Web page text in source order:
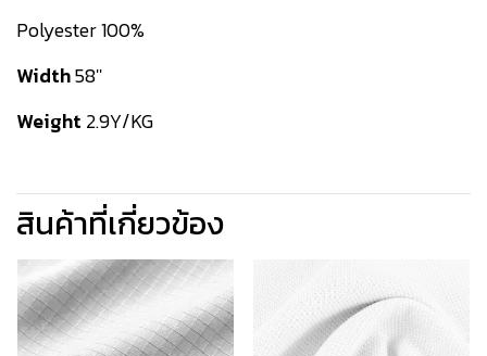
Polyester 100%
Width58''
Weight 2.9Y/KG
สินค้าที่เกี่ยวข้อง